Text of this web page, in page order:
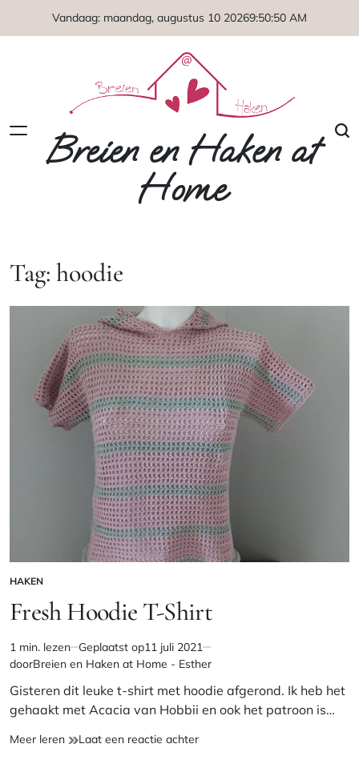
Vandaag: maandag, augustus 10 20269:50:51 AM
Breien en Haken at
Home
Tag: hoodie
GEPLAATST
IN
HAKEN
Fresh Hoodie T-Shirt
Geschatte
leestijd
1 min. lezen Geplaatst op11 juli 2021
doorBreien en Haken at Home - Esther
Gisteren dit leuke t-shirt met hoodie afgerond. Ik heb het
gehaakt met Acacia van Hobbii en ook het patroon is…
Meer leren Fresh
Laat een reactie achterop